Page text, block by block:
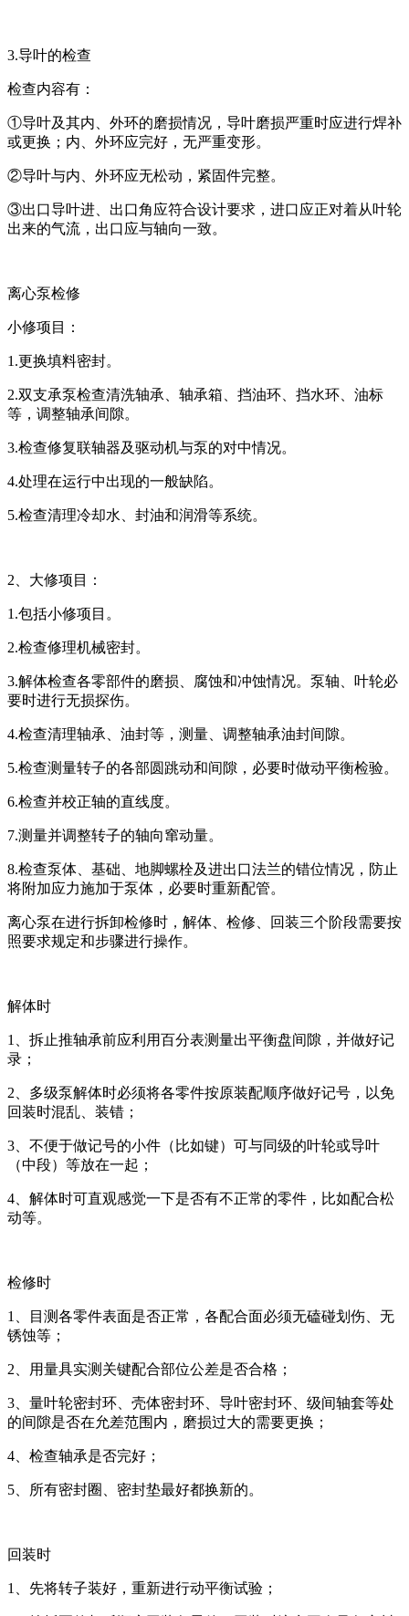
3.导叶的检查
检查内容有：
①导叶及其内、外环的磨损情况，导叶磨损严重时应进行焊补
或更换；内、外环应完好，无严重变形。
②导叶与内、外环应无松动，紧固件完整。
③出口导叶进、出口角应符合设计要求，进口应正对着从叶轮
出来的气流，出口应与轴向一致。
离心泵检修
小修项目：
1.更换填料密封。
2.双支承泵检查清洗轴承、轴承箱、挡油环、挡水环、油标
等，调整轴承间隙。
3.检查修复联轴器及驱动机与泵的对中情况。
4.处理在运行中出现的一般缺陷。
5.检查清理冷却水、封油和润滑等系统。
2、大修项目：
1.包括小修项目。
2.检查修理机械密封。
3.解体检查各零部件的磨损、腐蚀和冲蚀情况。泵轴、叶轮必
要时进行无损探伤。
4.检查清理轴承、油封等，测量、调整轴承油封间隙。
5.检查测量转子的各部圆跳动和间隙，必要时做动平衡检验。
6.检查并校正轴的直线度。
7.测量并调整转子的轴向窜动量。
8.检查泵体、基础、地脚螺栓及进出口法兰的错位情况，防止
将附加应力施加于泵体，必要时重新配管。
离心泵在进行拆卸检修时，解体、检修、回装三个阶段需要按
照要求规定和步骤进行操作。
解体时
1、拆止推轴承前应利用百分表测量出平衡盘间隙，并做好记
录；
2、多级泵解体时必须将各零件按原装配顺序做好记号，以免
回装时混乱、装错；
3、不便于做记号的小件（比如键）可与同级的叶轮或导叶
（中段）等放在一起；
4、解体时可直观感觉一下是否有不正常的零件，比如配合松
动等。
检修时
1、目测各零件表面是否正常，各配合面必须无磕碰划伤、无
锈蚀等；
2、用量具实测关键配合部位公差是否合格；
3、量叶轮密封环、壳体密封环、导叶密封环、级间轴套等处
的间隙是否在允差范围内，磨损过大的需要更换；
4、检查轴承是否完好；
5、所有密封圈、密封垫最好都换新的。
回装时
1、先将转子装好，重新进行动平衡试验；